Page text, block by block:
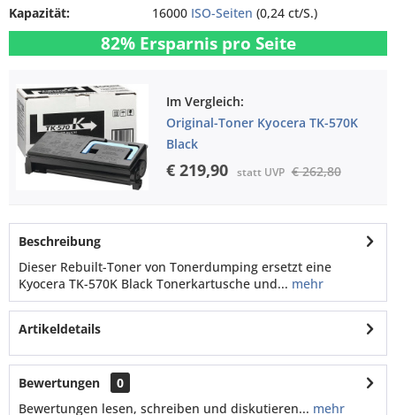
Kapazität:
16000 ISO-Seiten (0,24 ct/S.)
82% Ersparnis pro Seite
Im Vergleich:
Original-Toner Kyocera TK-570K
Black
€ 219,90 statt UVP € 262,80
Beschreibung
Dieser Rebuilt-Toner von Tonerdumping ersetzt eine
Kyocera TK-570K Black Tonerkartusche und... mehr
Artikeldetails
Bewertungen
0
Bewertungen lesen, schreiben und diskutieren... mehr